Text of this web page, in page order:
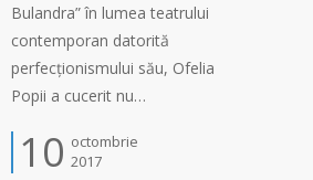
Bulandra” în lumea teatrului
contemporan datorită
perfecționismului său, Ofelia
Popii a cucerit nu…
10 octombrie
2017